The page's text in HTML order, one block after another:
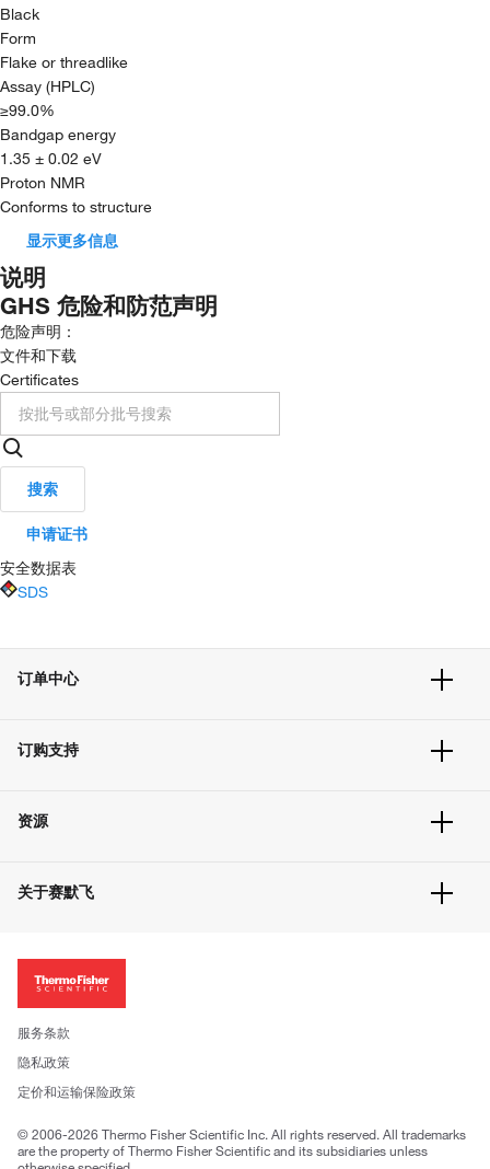
Black
Form
Flake or threadlike
Assay (HPLC)
≥99.0%
Bandgap energy
1.35 ± 0.02 eV
Proton NMR
Conforms to structure
显示更多信息
说明
GHS 危险和防范声明
危险声明：
文件和下载
Certificates
搜索
申请证书
安全数据表
SDS
订单中心
大宗订制
订购支持
联系我们
隐私政策
资源
促销信息
关于赛默飞
新闻
社会责任
服务条款
隐私政策
定价和运输保险政策
© 2006-2026 Thermo Fisher Scientific Inc. All rights reserved. All trademarks
are the property of Thermo Fisher Scientific and its subsidiaries unless